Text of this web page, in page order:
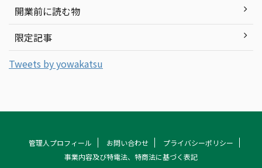
開業前に読む物
限定記事
Tweets by yowakatsu
管理人プロフィール お問い合わせ
プライバシーポリシー
事業内容及び特電法、特商法に基づく表記